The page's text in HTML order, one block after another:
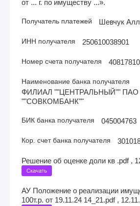
от ... г. по имуществу ...».
Получатель платежей Шевчук
ИНН получателя 250610038901
Номер счета получателя
Наименование банка получателя
ФИЛИАЛ ""ЦЕНТРАЛЬНЫЙ"" ПАО
""СОВКОМБАНК""
БИК банка получателя 045004763
Кор. счет банка получателя
Решение об оценке доли кв .pdf ,
Скачать
АУ Положение о реализации
100т.р. от 19.11.24 14_21.pdf ,